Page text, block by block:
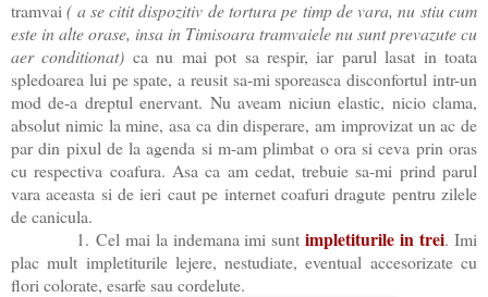
tramvai( a se citit dispozitiv de tortura pe timp de vara, nu stiu cum
este in alte orase, insa in Timisoara tramvaiele nu sunt prevazute cu
aer conditionat) ca nu mai pot sa respir, iar parul lasat in toata
spledoarea lui pe spate, a reusit sa-mi sporeasca disconfortul intr-un
mod de-a dreptul enervant. Nu aveam niciun elastic, nicio clama,
absolut nimic la mine, asa ca din disperare, am improvizat un ac de
par din pixul de la agenda si m-am plimbat o ora si ceva prin oras
cu respectiva coafura. Asa ca am cedat, trebuie sa-mi prind parul
vara aceasta si de ieri caut pe internet coafuri dragute pentru zilele
de canicula.
1. Cel mai la indemana imi suntimpletiturile in trei. Imi
plac mult impletiturile lejere, nestudiate, eventual accesorizate cu
flori colorate, esarfe sau cordelute.